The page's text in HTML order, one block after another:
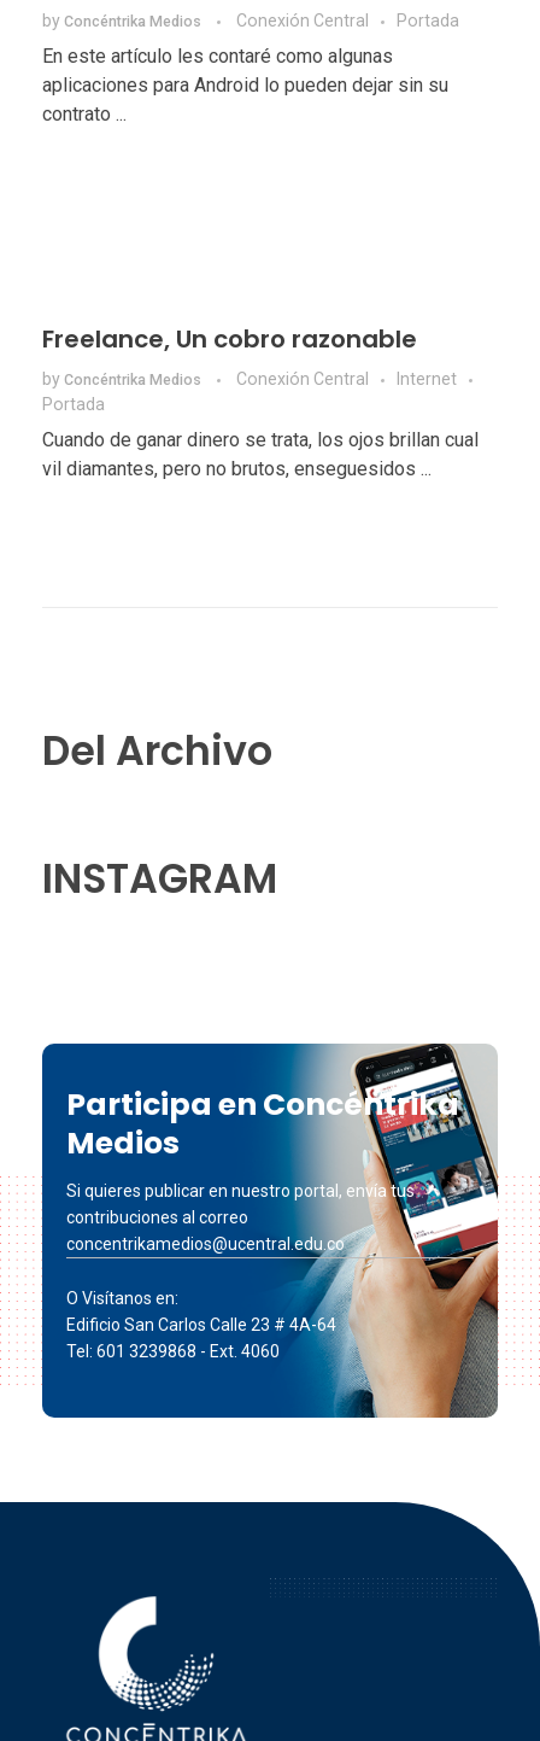
by Concéntrika Medios Conexión Central Portada
En este artículo les contaré como algunas
aplicaciones para Android lo pueden dejar sin su
contrato ...
Freelance, Un cobro razonable
by Concéntrika Medios Conexión Central
Internet
Portada
Cuando de ganar dinero se trata, los ojos brillan cual
vil diamantes, pero no brutos, enseguesidos ...
Del Archivo
INSTAGRAM
Participa en Concéntrika
Medios
Si quieres publicar en nuestro portal, envía tus
contribuciones al correo
concentrikamedios@ucentral.edu.co
O Visítanos en:
Edificio San Carlos Calle 23 # 4A-64
Tel: 601 3239868 - Ext. 4060